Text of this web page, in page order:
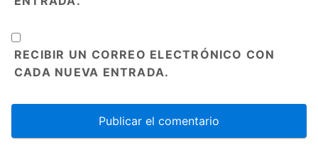
RECIBIR UN CORREO ELECTRÓNICO CON
CADA NUEVA ENTRADA.